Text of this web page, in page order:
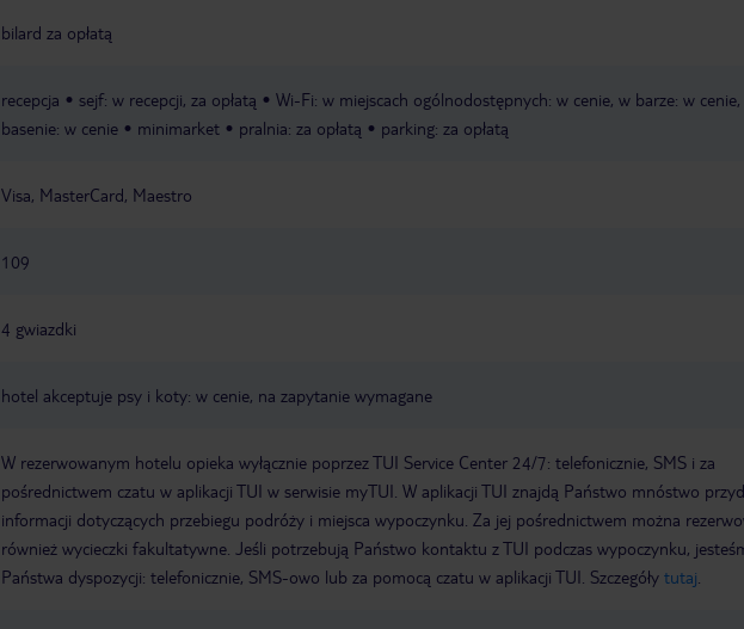
bilard za opłatą
recepcja sejf: w recepcji, za opłatą
Wi-Fi: w miejscach ogólnodostępnych: w cenie, w barze: w
basenie: w cenie
minimarket pralnia: za opłatą parking: za opłatą
Visa, MasterCard, Maestro
109
4 gwiazdki
hotel akceptuje psy i koty: w cenie, na zapytanie wymagane
W rezerwowanym hotelu opieka wyłącznie poprzez TUI Service Center 24/7: telefonicznie, SMS i za
pośrednictwem czatu w aplikacji TUI w serwisie myTUI. W aplikacji TUI znajdą Państwo mnóstwo
informacji dotyczących przebiegu podróży i miejsca wypoczynku. Za jej pośrednictwem można
również wycieczki fakultatywne. Jeśli potrzebują Państwo kontaktu z TUI podczas wypoczynku,
Państwa dyspozycji: telefonicznie, SMS-owo lub za pomocą czatu w aplikacji TUI. Szczegóły tutaj